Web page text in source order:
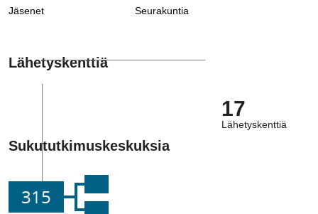
Jäsenet Seurakuntia
Lähetyskenttiä
17
Lähetyskenttiä
Sukututkimuskeskuksia
315